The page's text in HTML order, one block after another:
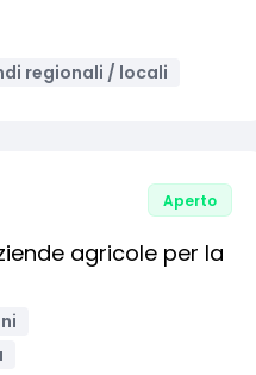
regionali / locali
Aperto
agricole per la